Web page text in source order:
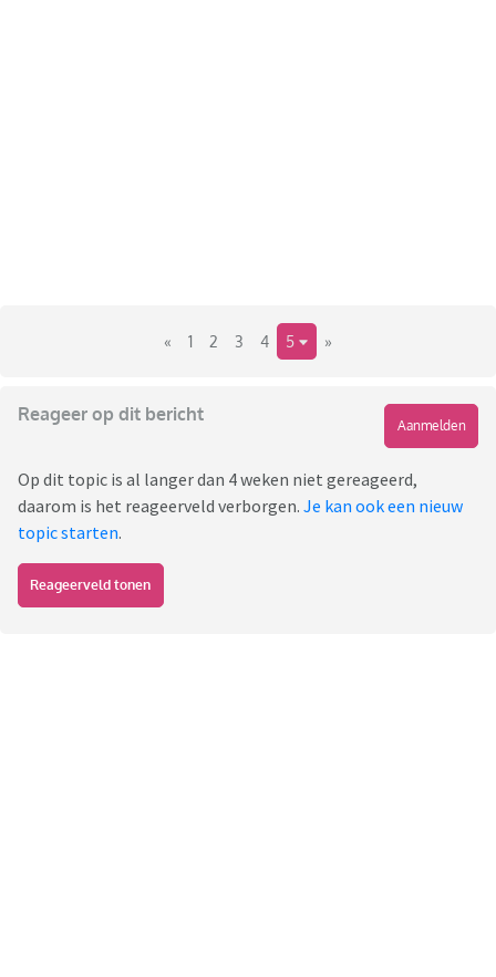
« 1 2 3 4 5 »
Reageer op dit bericht
Aanmelden
Op dit topic is al langer dan 4 weken niet gereageerd,
daarom is het reageerveld verborgen. Je kan ook een nieuw
topic starten.
Reageerveld tonen